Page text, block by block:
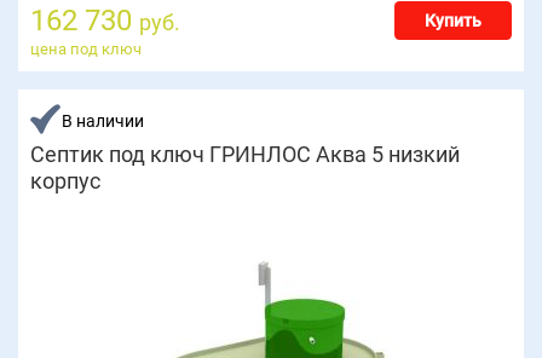
162 730 руб. Купить
цена под ключ
В наличии
Септик под ключ ГРИНЛОС Аква 5 низкий
корпус